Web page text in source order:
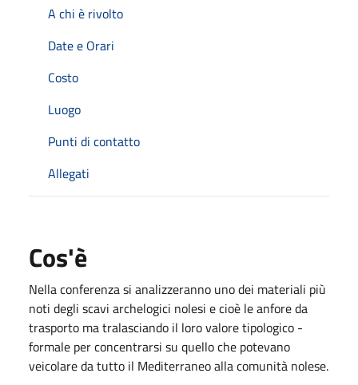
A chi è rivolto
Date e Orari
Costo
Luogo
Punti di contatto
Allegati
Cos'è
Nella conferenza si analizzeranno uno dei materiali più
noti degli scavi archelogici nolesi e cioè le anfore da
trasporto ma tralasciando il loro valore tipologico -
formale per concentrarsi su quello che potevano
veicolare da tutto il Mediterraneo alla comunità nolese.